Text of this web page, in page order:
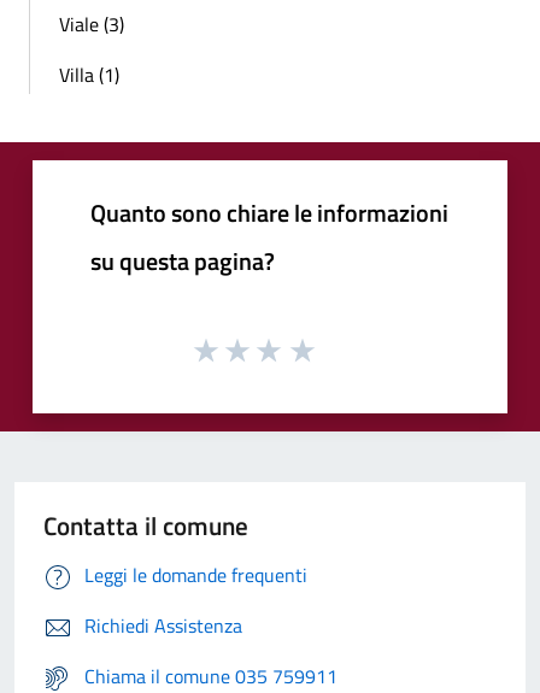
Viale (3)
Villa (1)
Quanto sono chiare le informazioni
su questa pagina?
Contatta il comune
Leggi le domande frequenti
Richiedi Assistenza
Chiama il comune 035 759911